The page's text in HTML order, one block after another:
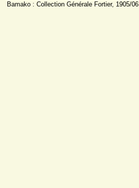
Bamako : Collection Générale Fortier, 1905/06